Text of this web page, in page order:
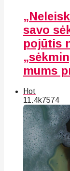
savo
pojūtis
mums
Hot
11.4k7574